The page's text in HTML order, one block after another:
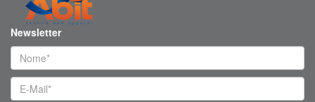
Talentos | Empregos
Revista
Loja Conceito no Minas Trend 2015
Newsletter